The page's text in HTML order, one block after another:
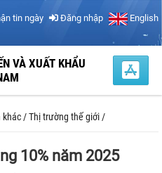
tin ngày Đăng nhập English
VÀ XUẤT KHẨU
khác /Thị trường thế giới /
10% năm 2025